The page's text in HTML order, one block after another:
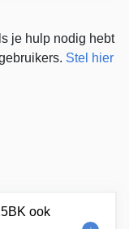
je hulp nodig hebt
Stel hier
ook